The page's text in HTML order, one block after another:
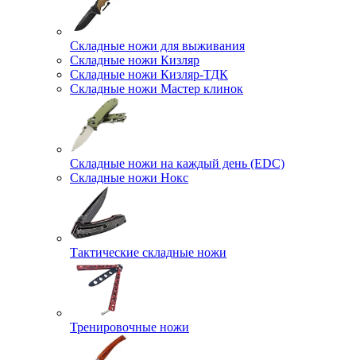
Складные ножи для выживания
Складные ножи Кизляр
Складные ножи Кизляр-ТДК
Складные ножи Мастер клинок
Складные ножи на каждый день (EDC)
Складные ножи Нокс
Тактические складные ножи
Тренировочные ножи